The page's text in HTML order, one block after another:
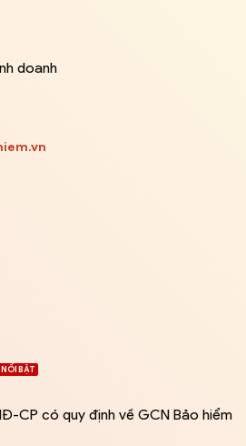
doanh
CP có quy định về GCN Bảo hiểm